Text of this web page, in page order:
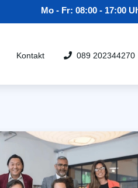
Mo - Fr: 08:00 - 17:00
Kontakt 089 202344270